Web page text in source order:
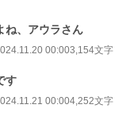
ね、アウラさん
00:003,154文字
す
00:004,252文字